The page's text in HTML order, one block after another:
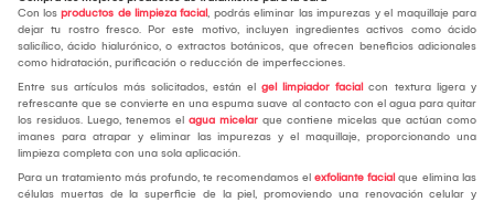
Con los productos de limpieza facial, podrás eliminar las impurezas y el maquillaje para
dejar tu rostro fresco. Por este motivo, incluyen ingredientes activos como ácido
salicílico, ácido hialurónico, o extractos botánicos, que ofrecen beneficios adicionales
como hidratación, purificación o reducción de imperfecciones.
Entre sus artículos más solicitados, están el gel limpiador facial con textura ligera y
refrescante que se convierte en una espuma suave al contacto con el agua para quitar
los residuos. Luego, tenemos el agua micelar que contiene micelas que actúan como
imanes para atrapar y eliminar las impurezas y el maquillaje, proporcionando una
limpieza completa con una sola aplicación.
Para un tratamiento más profundo, te recomendamos el exfoliante facial que elimina las
células muertas de la superficie de la piel, promoviendo una renovación celular y